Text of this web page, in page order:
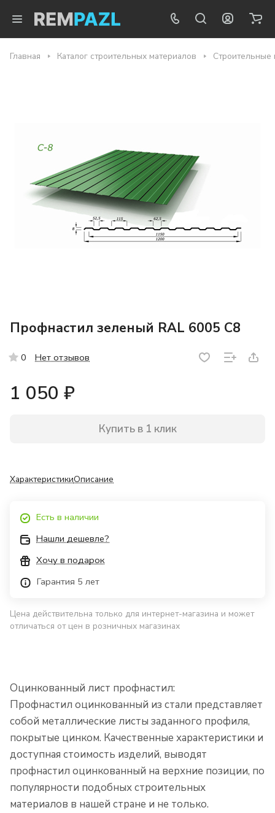
Главная Каталог строительных материалов Строительные
Профнастил зеленый RAL 6005 С8
0 Нет отзывов
1 050 ₽
Купить в 1 клик
ХарактеристикиОписание
Есть в наличии
Нашли дешевле?
Хочу в подарок
Гарантия 5 лет
Цена действительна только для интернет-магазина и может
отличаться от цен в розничных магазинах
Оцинкованный лист профнастил:
Профнастил оцинкованный из стали представляет
собой металлические листы заданного профиля,
покрытые цинком. Качественные характеристики и
доступная стоимость изделий, выводят
профнастил оцинкованный на верхние позиции, по
популярности подобных строительных
материалов в нашей стране и не только.